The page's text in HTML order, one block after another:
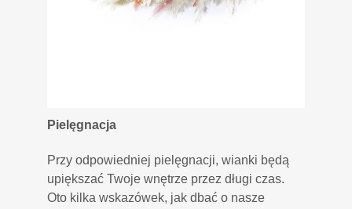
Pielęgnacja
Przy odpowiedniej pielęgnacji, wianki będą
upiększać Twoje wnętrze przez długi czas.
Oto kilka wskazówek, jak dbać o nasze